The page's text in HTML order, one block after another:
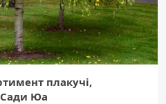
плакучі,
Сади Юа